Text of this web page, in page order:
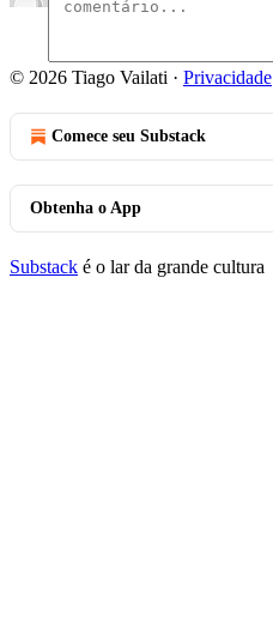
© 2026 Tiago Vailati · Privacidade
Comece seu Substack
Obtenha o App
Substack é o lar da grande cultura